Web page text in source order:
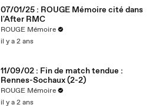
07/01/25 : ROUGE Mémoire cité dans
l'After RMC
ROUGE Mémoire
il y a 2 ans
11/09/02 : Fin de match tendue :
Rennes-Sochaux (2-2)
ROUGE Mémoire
il y a 2 ans